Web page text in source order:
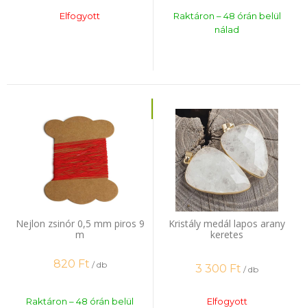
Elfogyott
Raktáron – 48 órán belül
nálad
Nejlon zsinór 0,5 mm piros 9
m
820 Ft / db
Raktáron – 48 órán belül
Kristály medál lapos arany
keretes
3 300 Ft / db
Elfogyott